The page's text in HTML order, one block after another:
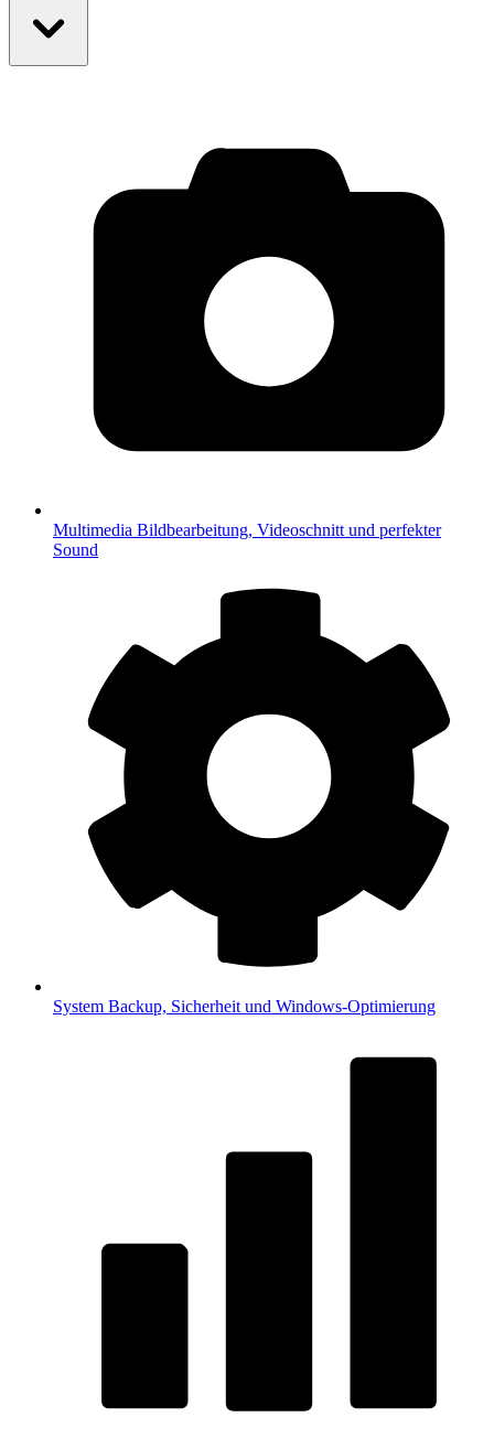
Multimedia Bildbearbeitung, Videoschnitt und perfekter
Sound
System Backup, Sicherheit und Windows-Optimierung